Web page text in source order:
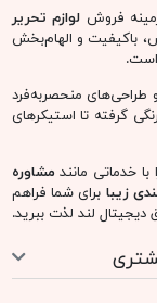
فروش لوازم تحریر
باکیفیت و الهام‌بخش
است.
طراحی‌های منحصربه‌فرد
گرفته تا استیکرهای
خدماتی مانندمشاوره
زیبا برای شما فراهم
دیجیتال لند لذت ببرید.